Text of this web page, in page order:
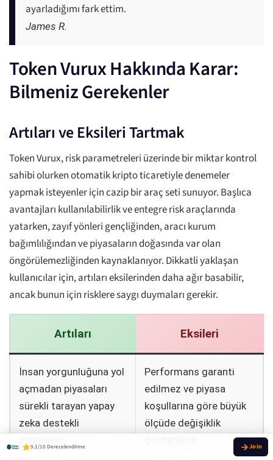
ayarladığımı fark ettim.
James R.
Token Vurux Hakkında Karar:
Bilmeniz Gerekenler
Artıları ve Eksileri Tartmak
Token Vurux, risk parametreleri üzerinde bir miktar kontrol
sahibi olurken otomatik kripto ticaretiyle denemeler
yapmak isteyenler için cazip bir araç seti sunuyor. Başlıca
avantajları kullanılabilirlik ve entegre risk araçlarında
yatarken, zayıf yönleri gençliğinden, aracı kurum
bağımlılığından ve piyasaların doğasında var olan
öngörülemezliğinden kaynaklanıyor. Dikkatli yaklaşan
kullanıcılar için, artıları eksilerinden daha ağır basabilir,
ancak bunun için risklere saygı duymaları gerekir.
Artıları Eksileri
İnsan yorgunluğuna yol
açmadan piyasaları
sürekli tarayan yapay
zeka destekli
Performans garanti
edilmez ve piyasa
koşullarına göre büyük
ölçüde değişiklik
9.1/10 Derecelendirme